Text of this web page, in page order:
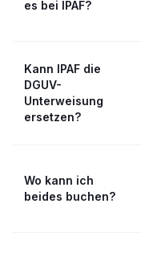
es bei IPAF?
Kann IPAF die
DGUV-
Unterweisung
ersetzen?
Wo kann ich
beides buchen?